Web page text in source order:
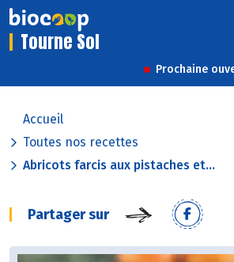
Tourne Sol
Prochaine
Accueil
Toutes nos recettes
Abricots farcis aux pistaches et...
Partager sur